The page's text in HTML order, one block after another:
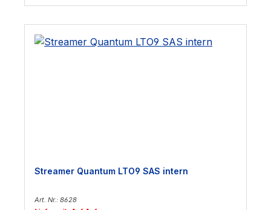
Streamer Quantum LTO9 SAS intern
Art. Nr.: 8628